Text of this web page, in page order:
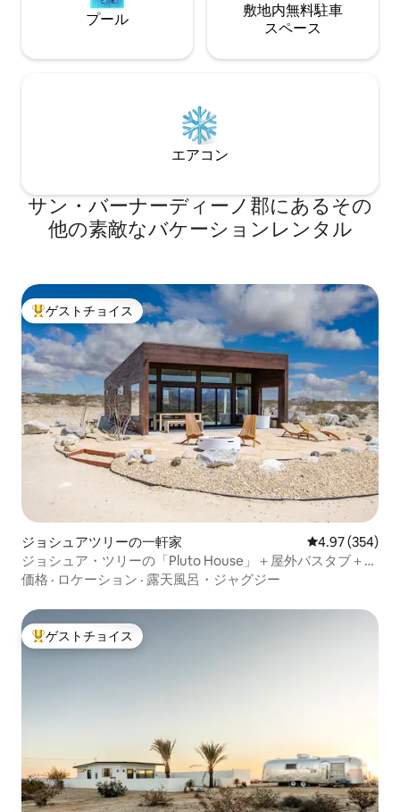
プール
敷地内無料駐⁠車
ス⁠ペ⁠ー⁠ス
エアコン
サン・バーナーディーノ郡にあるその
他の素敵なバケーションレンタル
大好評のゲストチョイスです。
ゲストチョイス
ジョシュアツリーの一軒家 レビュー354
4.97 (354)
ジョシュア・ツリーの「Pluto House」＋屋外バスタブ＋砂
漠の眺望
価格 · ロケーション · 露天風呂・ジャグジー
大好評のゲストチョイスです。
ゲストチョイス